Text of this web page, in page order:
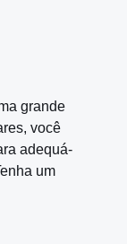
grande
você
adequá-
um